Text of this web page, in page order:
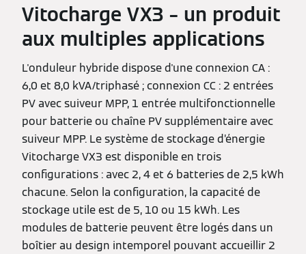
Vitocharge VX3 – un produit
aux multiples applications
L'onduleur hybride dispose d'une connexion CA :
6,0 et 8,0 kVA/triphasé ; connexion CC : 2 entrées
PV avec suiveur MPP, 1 entrée multifonctionnelle
pour batterie ou chaîne PV supplémentaire avec
suiveur MPP. Le système de stockage d’énergie
Vitocharge VX3 est disponible en trois
configurations : avec 2, 4 et 6 batteries de 2,5 kWh
chacune. Selon la configuration, la capacité de
stockage utile est de 5, 10 ou 15 kWh. Les
modules de batterie peuvent être logés dans un
boîtier au design intemporel pouvant accueillir 2